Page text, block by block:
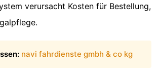
verursacht Kosten für Bestellung,
navi fahrdienste gmbh & co kg